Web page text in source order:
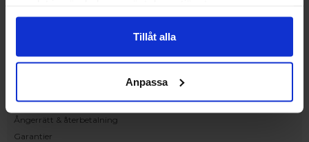
Tillåt alla
Anpassa
Handla på Nordiska Fönster
Betalnings & leveransvillkor
Ångerrätt & återbetalning
Garantier